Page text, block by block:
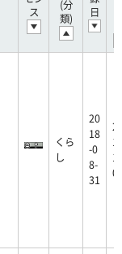
ス
(分
類)
日
くら
し
20
18
-0
8-
31